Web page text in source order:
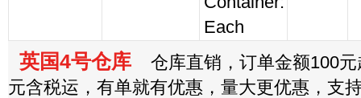
Each
英国4号仓库 仓库直销，订单金额100元
元含税运，有单就有优惠，量大更优惠，支